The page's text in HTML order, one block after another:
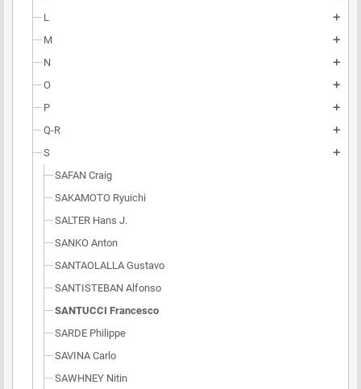
L add
M add
N add
O add
P add
Q-R add
S add
SAFAN Craig
SAKAMOTO Ryuichi
SALTER Hans J.
SANKO Anton
SANTAOLALLA Gustavo
SANTISTEBAN Alfonso
SANTUCCI Francesco
SARDE Philippe
SAVINA Carlo
SAWHNEY Nitin